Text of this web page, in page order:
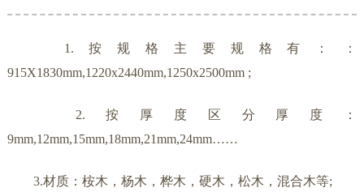
1.按规格主要规格有：：
915X1830mm,1220x2440mm,1250x2500mm ;
2.按厚度区分厚度：
9mm,12mm,15mm,18mm,21mm,24mm……
3.材质：桉木，杨木，桦木，硬木，松木，混合木等;